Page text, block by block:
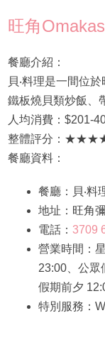
旺角
餐廳介紹：
貝‧料理是一間位
鐵板燒貝類炒飯、
人均消費：$201-
整體評分：
餐廳資料：
餐廳：貝‧料
地址：旺角
電話： 3709
營業時間：
23:00、公眾
假期前夕
特別服務：